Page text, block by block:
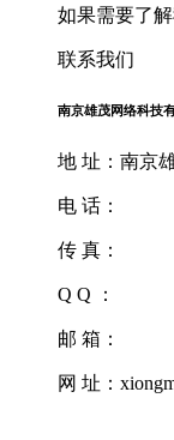
如果需要了
联系我们
南京雄茂网络科技
地 址：南京
电 话：
传 真：
Q Q ：
邮 箱：
网 址：